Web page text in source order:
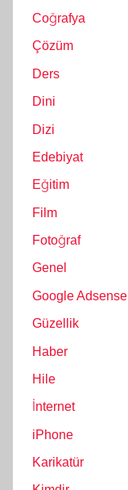
Coğrafya
Çözüm
Ders
Dini
Dizi
Edebiyat
Eğitim
Film
Fotoğraf
Genel
Google Adsense
Güzellik
Haber
Hile
İnternet
iPhone
Karikatür